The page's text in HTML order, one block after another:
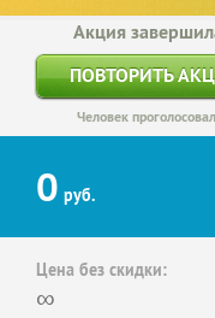
Акция
ПОВТОРИТЬ
Человек
0 руб.
Цена без скидки:
∞